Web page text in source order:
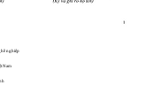
nghiệp
Nam